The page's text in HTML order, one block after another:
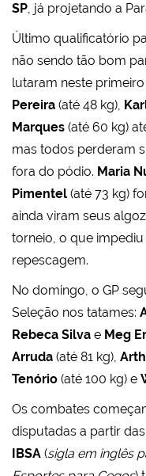
SP, já projetando a
Último qualificatório
não sendo tão bom
lutaram neste
Pereira (até 48 kg),
Marques (até 60 kg)
mas todos perderam
fora do pódio. Maria
Pimentel (até 73 kg)
ainda viram seus
torneio, o que
repescagem.
No domingo, o GP
Seleção nos tatames:
Rebeca Silva e Meg
Arruda (até 81 kg),
Tenório (até 100 kg) e
Os combates
disputadas a partir das
IBSA (sigla em inglês